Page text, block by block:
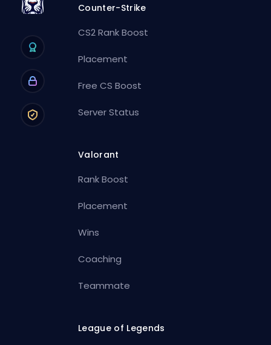
Counter-Strike
CS2 Rank Boost
Placement
Free CS Boost
Server Status
Valorant
Rank Boost
Placement
Wins
Coaching
Teammate
League of Legends